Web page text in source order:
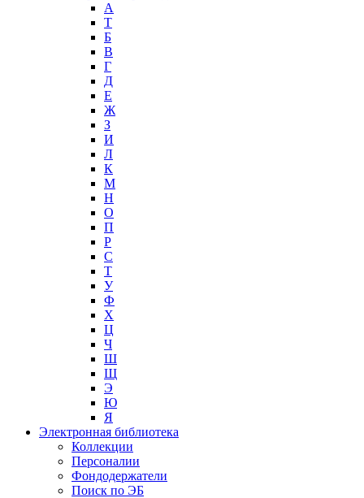
А
T
Б
В
Г
Д
Е
Ж
З
И
Л
К
М
Н
О
П
Р
С
Т
У
Ф
Х
Ц
Ч
Ш
Щ
Э
Ю
Я
Электронная библиотека
Коллекции
Персоналии
Фондодержатели
Поиск по ЭБ